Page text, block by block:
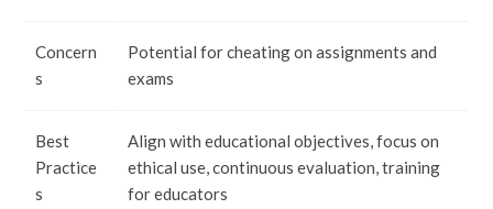
Concern
s
Potential for cheating on assignments and
exams
Best
Practice
s
Align with educational objectives, focus on
ethical use, continuous evaluation, training
for educators